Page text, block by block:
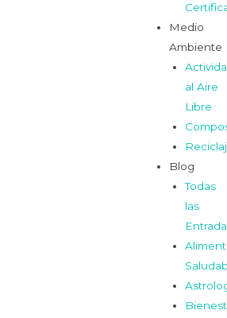
Medio
Ambiente
al Aire
Libre
Blog
Todas
las